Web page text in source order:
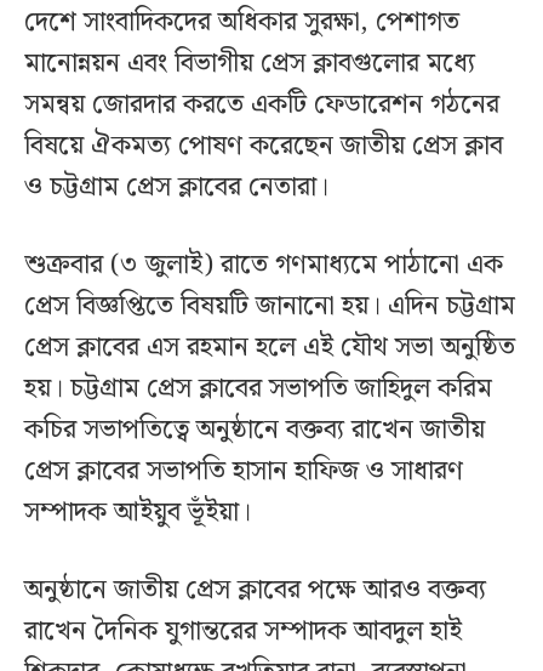
দেশে সাংবাদিকদের অধিকার সুরক্ষা, পেশাগত
মানোন্নয়ন এবং বিভাগীয় প্রেস ক্লাবগুলোর মধ্যে
সমন্বয় জোরদার করতে একটি ফেডারেশন গঠনের
বিষয়ে ঐকমত্য পোষণ করেছেন জাতীয় প্রেস ক্লাব
ও চট্টগ্রাম প্রেস ক্লাবের নেতারা।
শুক্রবার (৩ জুলাই) রাতে গণমাধ্যমে পাঠানো এক
প্রেস বিজ্ঞপ্তিতে বিষয়টি জানানো হয়। এদিন চট্টগ্রাম
প্রেস ক্লাবের এস রহমান হলে এই যৌথ সভা অনুষ্ঠিত
হয়। চট্টগ্রাম প্রেস ক্লাবের সভাপতি জাহিদুল করিম
কচির সভাপতিত্বে অনুষ্ঠানে বক্তব্য রাখেন জাতীয়
প্রেস ক্লাবের সভাপতি হাসান হাফিজ ও সাধারণ
সম্পাদক আইয়ুব ভূঁইয়া।
অনুষ্ঠানে জাতীয় প্রেস ক্লাবের পক্ষে আরও বক্তব্য
রাখেন দৈনিক যুগান্তরের সম্পাদক আবদুল হাই